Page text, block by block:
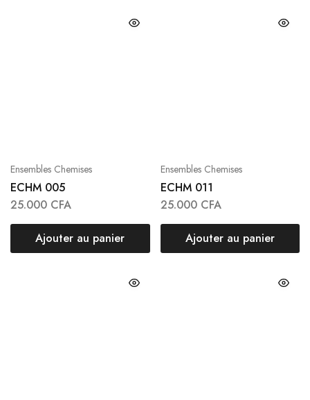
Ensembles Chemises
ECHM 005
25.000 CFA
Ajouter au panier
Ensembles Chemises
ECHM 011
25.000 CFA
Ajouter au panier